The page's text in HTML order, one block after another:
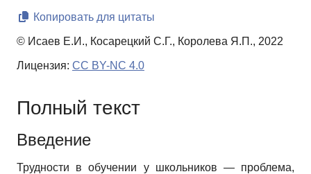
Копировать для цитаты
© Исаев Е.И., Косарецкий С.Г., Королева Я.П., 2022
Лицензия: CC BY-NC 4.0
Полный текст
Введение
Трудности в обучении у школьников — проблема,